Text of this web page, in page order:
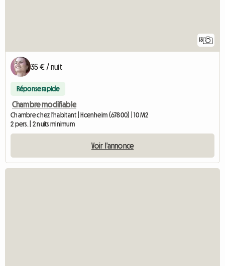
13
35 € / nuit
Réponse rapide
Chambre modifiable
Chambre chez l'habitant | Hœnheim (67800) | 10 M2
2 pers. | 2 nuits minimum
Voir l'annonce